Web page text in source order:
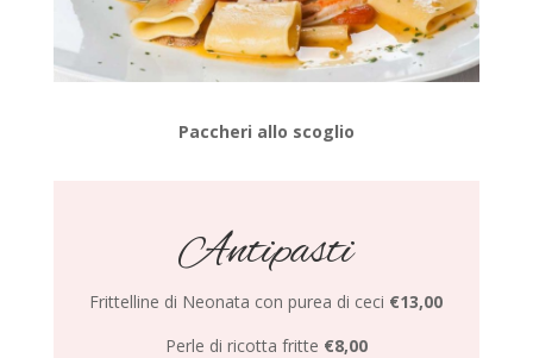
Paccheri allo scoglio
Antipasti
Frittelline di Neonata con purea di ceci €13,00
Perle di ricotta fritte €8,00